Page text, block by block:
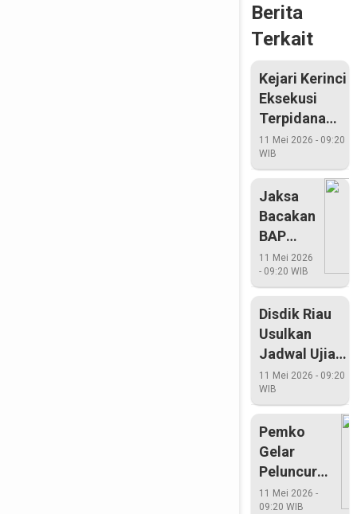
Berita
Terkait
Kejari Kerinci
Eksekusi
Terpidana
Korupsi
Pembangunan
11 Mei 2026 - 09:20
WIB
Jaksa
Bacakan
BAP
Annas
Maamun
11 Mei 2026
- 09:20 WIB
Disdik Riau
Usulkan
Jadwal Ujian
Nasional
Dimundurkan
11 Mei 2026 - 09:20
WIB
Pemko
Gelar
Peluncuran
Kartu IUMK
11 Mei 2026 -
09:20 WIB